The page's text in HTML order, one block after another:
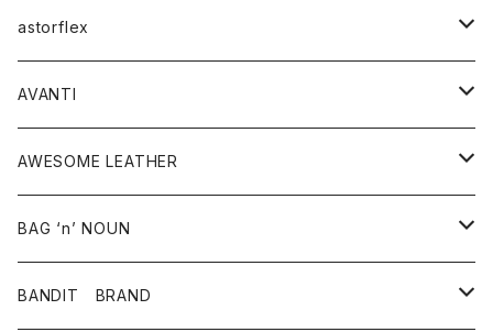
スカート
バッグ
シューズ
アクセサリー
その他雑貨
コート
ジャケット
トップス
ベスト
シャツ
ワンピース
ボトム
スカート
パンツ
グッズ
靴
アクセサリー
ウォレット
バッグ
astorflex
グッズ
靴
AVANTI
シャツ
AWESOME LEATHER
アウター
革ジャケット
BAG ‘n’ NOUN
アクセサリー
BANDIT BRAND